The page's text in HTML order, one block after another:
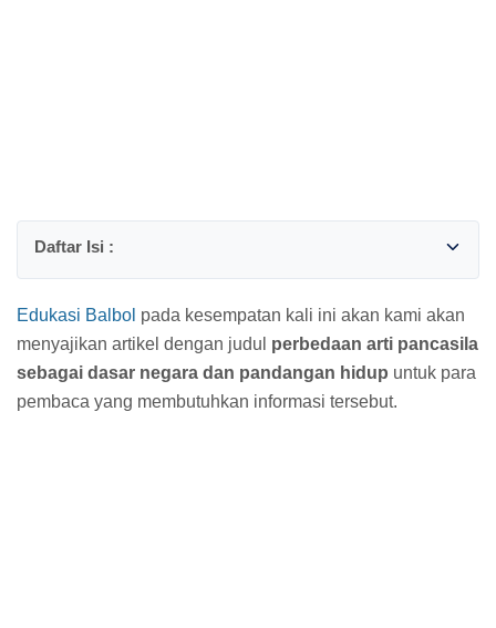
Edukasi Balbol pada kesempatan kali ini akan kami akan
menyajikan artikel dengan judul perbedaan arti pancasila
sebagai dasar negara dan pandangan hidup untuk para
pembaca yang membutuhkan informasi tersebut.